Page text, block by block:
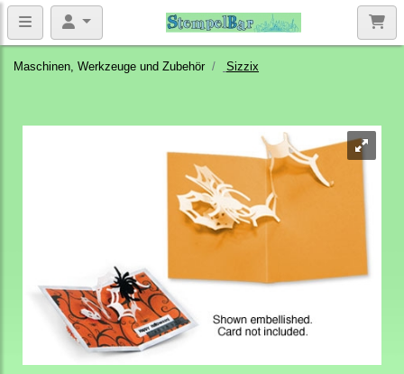
Maschinen, Werkzeuge und Zubehör Sizzix